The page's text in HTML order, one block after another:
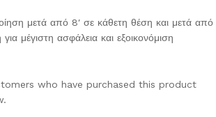
μετά από 8′ σε κάθετη θέση και μετά από
μέγιστη ασφάλεια και εξοικονόμιση
who have purchased this product